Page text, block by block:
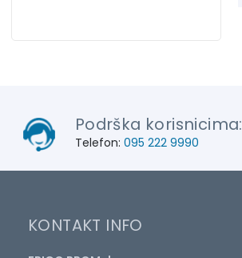
Podrška korisnicima:
Telefon: 095 222 9990
KONTAKT INFO